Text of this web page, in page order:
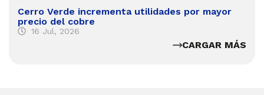
Cerro Verde incrementa utilidades por mayor
precio del cobre
16 Jul, 2026
CARGAR MÁS